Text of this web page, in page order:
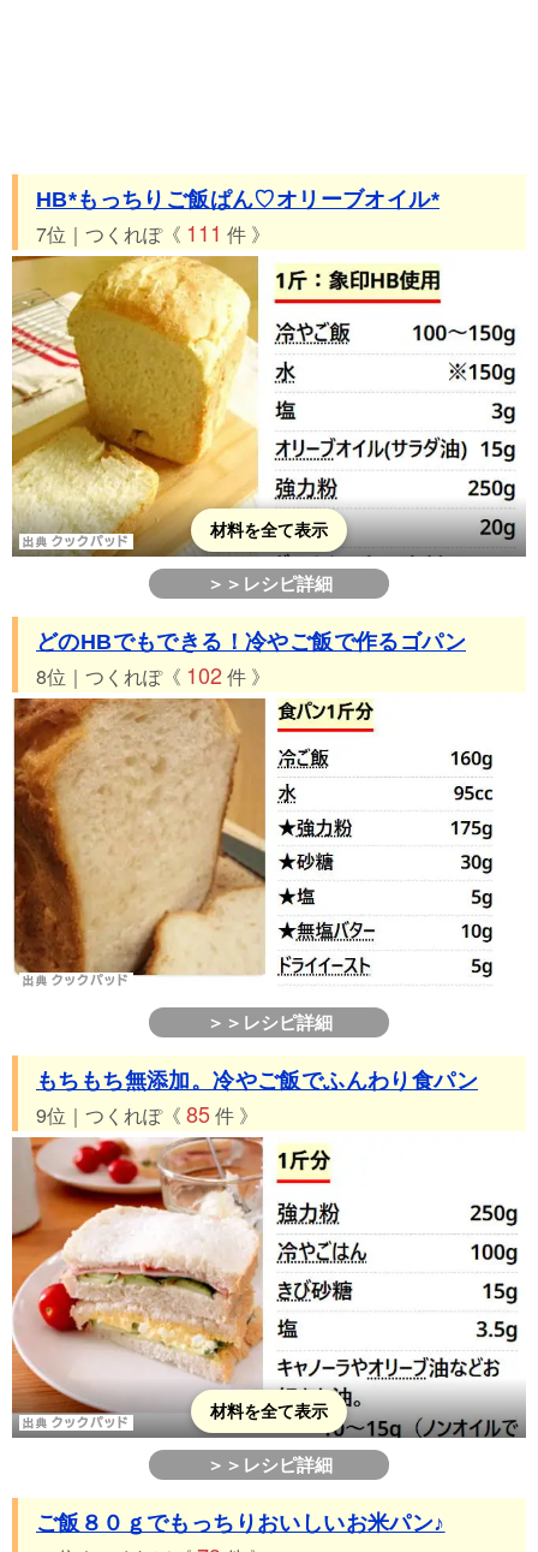
HB*もっちりご飯ぱん♡オリーブオイル*
7位｜つくれぽ《 111 件 》
材料を全て表示
＞＞レシピ詳細
どのHBでもできる！冷やご飯で作るゴパン
8位｜つくれぽ《 102 件 》
＞＞レシピ詳細
もちもち無添加。冷やご飯でふんわり食パン
9位｜つくれぽ《 85件 》
材料を全て表示
＞＞レシピ詳細
ご飯８０ｇでもっちりおいしいお米パン♪